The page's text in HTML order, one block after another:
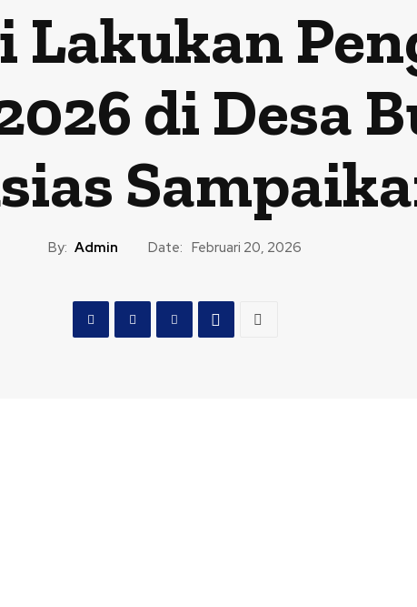
di Desa
By: Admin Date: Februari 20, 2026